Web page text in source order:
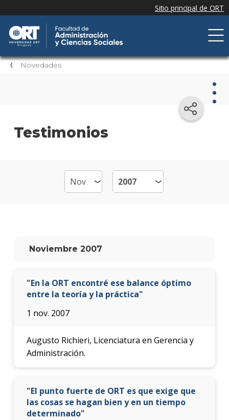
Novedades
Testimonios
Noviembre 2007
"En la ORT encontré ese balance óptimo
entre la teoría y la práctica"
1 nov. 2007
Augusto Richieri, Licenciatura en Gerencia y
Administración.
"El punto fuerte de ORT es que exige que
las cosas se hagan bien y en un tiempo
determinado"